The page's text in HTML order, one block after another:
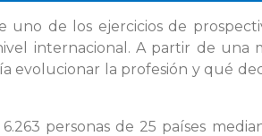
de los ejercicios de
internacional. A partir de una
evolucionar la profesión y qué
personas de 25 países